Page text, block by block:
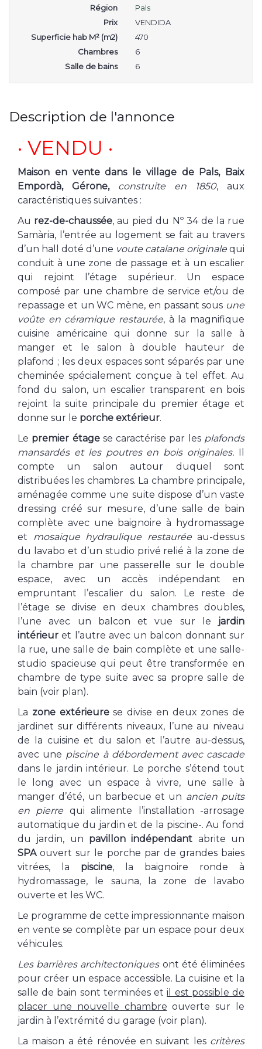
Région
Pals
Prix
VENDIDA
Superficie hab M² (m2)
470
Chambres
6
Salle de bains
6
Description de l'annonce
· VENDU ·
Maison en vente dans le village de Pals, Baix
Empordà, Gérone, construite en 1850, aux
caractéristiques suivantes :
Au rez-de-chaussée, au pied du Nº 34 de la rue
Samària, l’entrée au logement se fait au travers
d’un hall doté d’une voute catalane originale qui
conduit à une zone de passage et à un escalier
qui rejoint l’étage supérieur. Un espace
composé par une chambre de service et/ou de
repassage et un WC mène, en passant sous une
voûte en céramique restaurée, à la magnifique
cuisine américaine qui donne sur la salle à
manger et le salon à double hauteur de
plafond ; les deux espaces sont séparés par une
cheminée spécialement conçue à tel effet. Au
fond du salon, un escalier transparent en bois
rejoint la suite principale du premier étage et
donne sur le porche extérieur.
Le premier étagese caractérise par les plafonds
mansardés et les poutres en bois originales.
compte un salon autour duquel sont
distribuées les chambres. La chambre principale,
aménagée comme une suite dispose d’un vaste
dressing créé sur mesure, d’une salle de bain
complète avec une baignoire à hydromassage
et mosaïque hydraulique restaurée au-dessus
du lavabo et d’un studio privé relié à la zone de
la chambre par une passerelle sur le double
espace, avec un accès indépendant en
empruntant l’escalier du salon. Le reste de
l’étage se divise en deux chambres doubles,
l’une avec un balcon et vue sur le jardin
intérieur et l’autre avec un balcon donnant sur
la rue, une salle de bain complète et une salle-
studio spacieuse qui peut être transformée en
chambre de type suite avec sa propre salle de
bain (voir plan).
La zone extérieurese divise en deux zones de
jardinet sur différents niveaux, l’une au niveau
de la cuisine et du salon et l’autre au-dessus,
avec une piscine à débordement avec cascade
dans le jardin intérieur. Le porche s’étend tout
le long avec un espace à vivre, une salle à
manger d’été, un barbecue et un ancien puits
en pierre qui alimente l’installation -arrosage
automatique du jardin et de la piscine-. Au fond
du jardin, un pavillon indépendant abrite un
SPAouvert sur le porche par de grandes baies
vitrées, la piscine, la baignoire ronde à
hydromassage, le sauna, la zone de lavabo
ouverte et les WC.
Le programme de cette impressionnante maison
en vente se complète par un espace pour deux
véhicules.
Les barrières architectoniques ont été éliminées
pour créer un espace accessible. La cuisine et la
salle de bain sont terminées etil est possible de
placer une nouvelle chambre ouverte sur le
jardin à l’extrémité du garage (voir plan).
La maison a été rénovée en suivant les critères